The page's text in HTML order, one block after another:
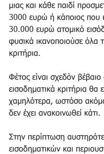
μιας και κάθε παιδί
3000 ευρώ ή κάποιος που
30.000 ευρώ ατομικό
φυσικά ικανοποιούσε όλα
κριτήρια.
Φέτος είναι σχεδόν βέβαιο
εισοδηματικά κριτήρια θα
χαμηλότερα, ωστόσο
δεν έχει ανακοινωθεί κάτι.
Στην περίπτωση
εισοδηματικών και